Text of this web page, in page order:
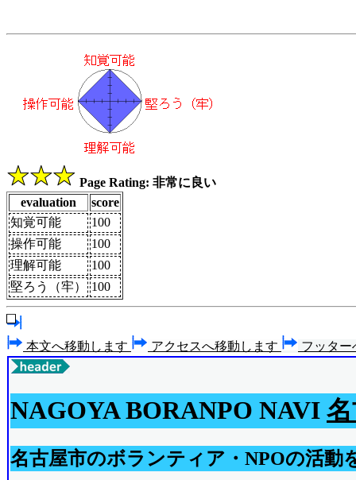
Page Rating: 非常に良い
evaluation
score
知覚可能
100
操作可能
100
理解可能
100
堅ろう（牢）
100
本文へ移動します アクセスへ移動します フッター
NAGOYA BORANPO NAVI
名古屋市のボランティア・NPOの活動